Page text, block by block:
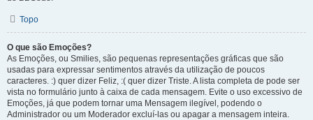
Topo
O que são Emoções?
As Emoções, ou Smilies, são pequenas representações gráficas que são
usadas para expressar sentimentos através da utilização de poucos
caracteres. :) quer dizer Feliz, :( quer dizer Triste. A lista completa de pode ser
vista no formulário junto à caixa de cada mensagem. Evite o uso excessivo de
Emoções, já que podem tornar uma Mensagem ilegível, podendo o
Administrador ou um Moderador excluí-las ou apagar a mensagem inteira.